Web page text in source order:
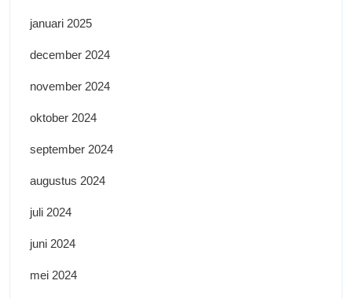
januari 2025
december 2024
november 2024
oktober 2024
september 2024
augustus 2024
juli 2024
juni 2024
mei 2024